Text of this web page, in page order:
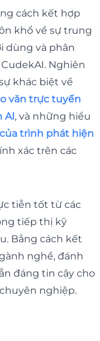
cách kết hợp
khổ về sự trung
dùng và phân
Nghiên
khác biệt về
văn trực tuyến
AI, và những hiểu
trình phát hiện
xác trên các
tiễn tốt từ các
tiếp thị kỹ
Bằng cách kết
nghề, đánh
đáng tin cậy cho
nghiệp.